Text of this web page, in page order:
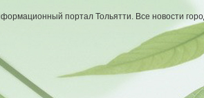
портал Тольятти. Все новости